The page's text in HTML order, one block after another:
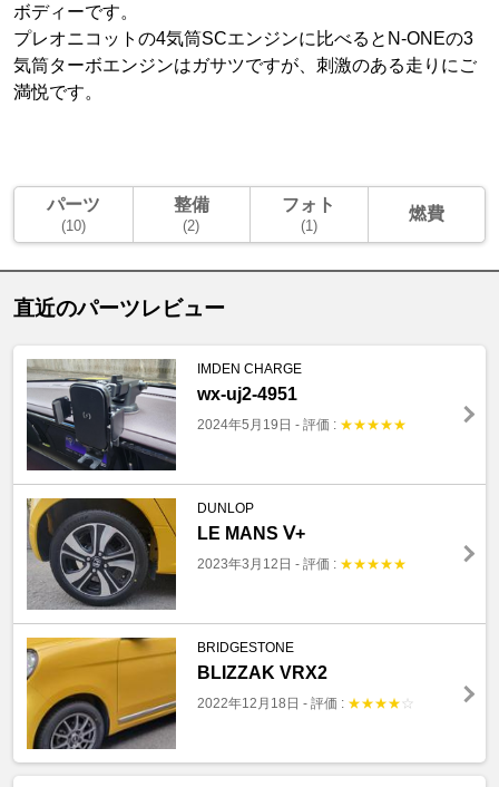
ボディーです。
プレオニコットの4気筒SCエンジンに比べるとN-ONEの3
気筒ターボエンジンはガサツですが、刺激のある走りにご
満悦です。
パーツ
(10)
整備
(2)
フォト
(1)
燃費
直近のパーツレビュー
IMDEN CHARGE
‎wx-uj2-4951
2024年5月19日 - 評価 : ★★★★★
DUNLOP
LE MANS Ⅴ+
2023年3月12日 - 評価 : ★★★★★
BRIDGESTONE
BLIZZAK VRX2
2022年12月18日 - 評価 : ★★★★ ☆